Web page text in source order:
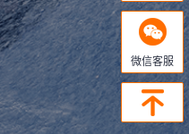
微信客服